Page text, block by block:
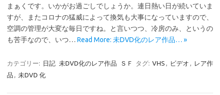
まぁくです。いかがお過ごしでしょうか。連日熱い日が続いていま
すが、またコロナの猛威によって換気も大事になっていますので、
空調の管理が大変な毎日ですね。と言いつつ、冷房のみ、というの
も苦手なので、いつ… Read More: 未DVD化のレア作品… »
カテゴリー: 日記 未DVD化のレア作品 ＳＦ タグ: VHS , ビデオ , レア作
品 , 未DVD 化